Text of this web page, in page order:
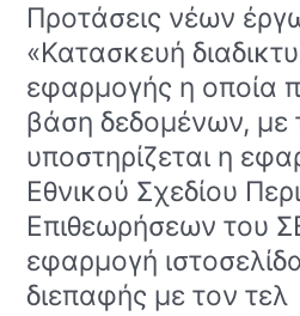
Προτάσεις νέων
«Κατασκευή
εφαρμογής η οποία
βάση δεδομένων, με
υποστηρίζεται η
Εθνικού Σχεδίου
Επιθεωρήσεων του
εφαρμογή
διεπαφής με τον τελ
Προτάσεις
νέων
έργων
–
«Κατασκευή
διαδικτυακής
εφαρμογής
η
οποία
περιλαμβάνει
βάση
δεδομένων,